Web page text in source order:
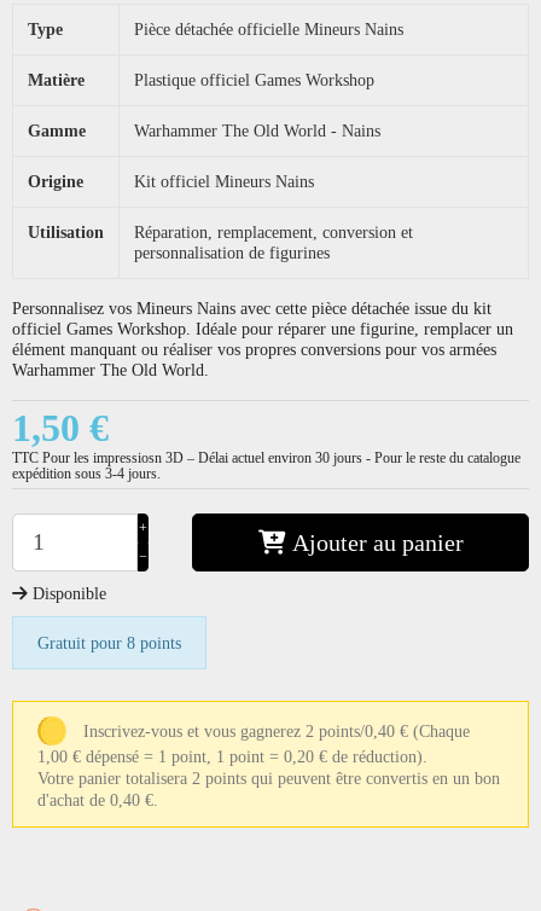
Type Pièce détachée officielle Mineurs Nains
Matière Plastique officiel Games Workshop
Gamme Warhammer The Old World - Nains
Origine Kit officiel Mineurs Nains
Utilisation
Réparation, remplacement, conversion et
personnalisation de figurines
Personnalisez vos Mineurs Nains avec cette pièce détachée issue du kit
officiel Games Workshop. Idéale pour réparer une figurine, remplacer un
élément manquant ou réaliser vos propres conversions pour vos armées
Warhammer The Old World.
1,50 €
TTC Pour les impressiosn 3D – Délai actuel environ 30 jours - Pour le reste du catalogue
expédition sous 3-4 jours.
+
−
Ajouter au panier
Disponible
Gratuit pour 8 points
Inscrivez-vous et vous gagnerez 2 points/0,40 € (Chaque
1,00 € dépensé = 1 point, 1 point = 0,20 € de réduction).
Votre panier totalisera 2 points qui peuvent être convertis en un bon
d'achat de 0,40 €.